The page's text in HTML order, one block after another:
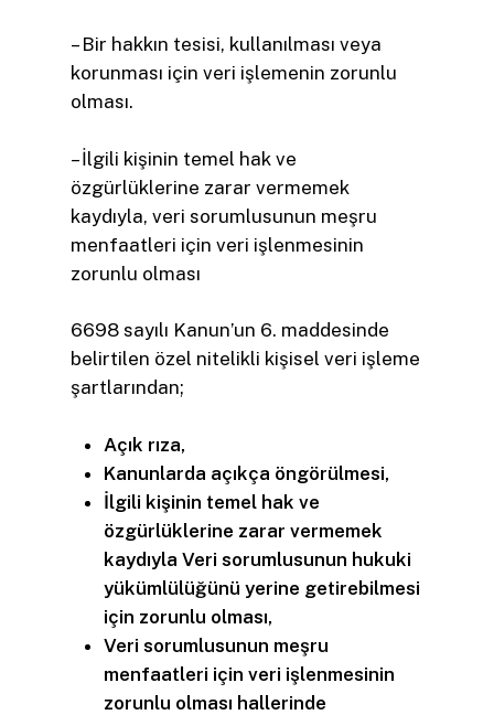
– Bir hakkın tesisi, kullanılması veya
korunması için veri işlemenin zorunlu
olması.
– İlgili kişinin temel hak ve
özgürlüklerine zarar vermemek
kaydıyla, veri sorumlusunun meşru
menfaatleri için veri işlenmesinin
zorunlu olması
6698 sayılı Kanun’un 6. maddesinde
belirtilen özel nitelikli kişisel veri işleme
şartlarından;
Açık rıza,
Kanunlarda açıkça öngörülmesi,
İlgili kişinin temel hak ve
özgürlüklerine zarar vermemek
kaydıyla Veri sorumlusunun hukuki
yükümlülüğünü yerine getirebilmesi
için zorunlu olması,
Veri sorumlusunun meşru
menfaatleri için veri işlenmesinin
zorunlu olması hallerinde